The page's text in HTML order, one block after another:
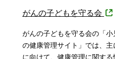
がんの子どもを守る会
がんの子どもを守る会の「
の健康管理サイト」では、
に向けて、健康管理に関す